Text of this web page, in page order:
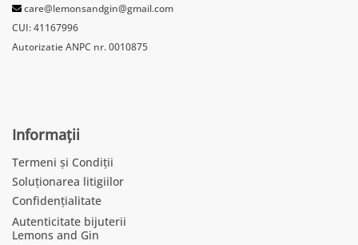
care@lemonsandgin@gmail.com
CUI: 41167996
Autorizatie ANPC nr. 0010875
Informații
Termeni și Condiții
Soluționarea litigiilor
Confidențialitate
Autenticitate bijuterii
Lemons and Gin